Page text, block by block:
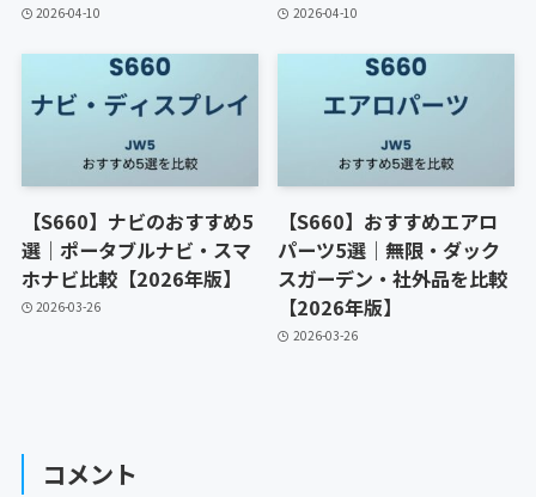
2026-04-10 2026-04-10
【S660】ナビのおすすめ5
選｜ポータブルナビ・スマ
ホナビ比較【2026年版】
2026-03-26
【S660】おすすめエアロ
パーツ5選｜無限・ダック
スガーデン・社外品を比較
【2026年版】
2026-03-26
コメント